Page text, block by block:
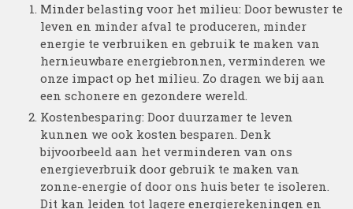
Minder belasting voor het milieu: Door bewuster te
leven en minder afval te produceren, minder
energie te verbruiken en gebruik te maken van
hernieuwbare energiebronnen, verminderen we
onze impact op het milieu. Zo dragen we bij aan
een schonere en gezondere wereld.
Kostenbesparing: Door duurzamer te leven
kunnen we ook kosten besparen. Denk
bijvoorbeeld aan het verminderen van ons
energieverbruik door gebruik te maken van
zonne-energie of door ons huis beter te isoleren.
Dit kan leiden tot lagere energierekeningen en